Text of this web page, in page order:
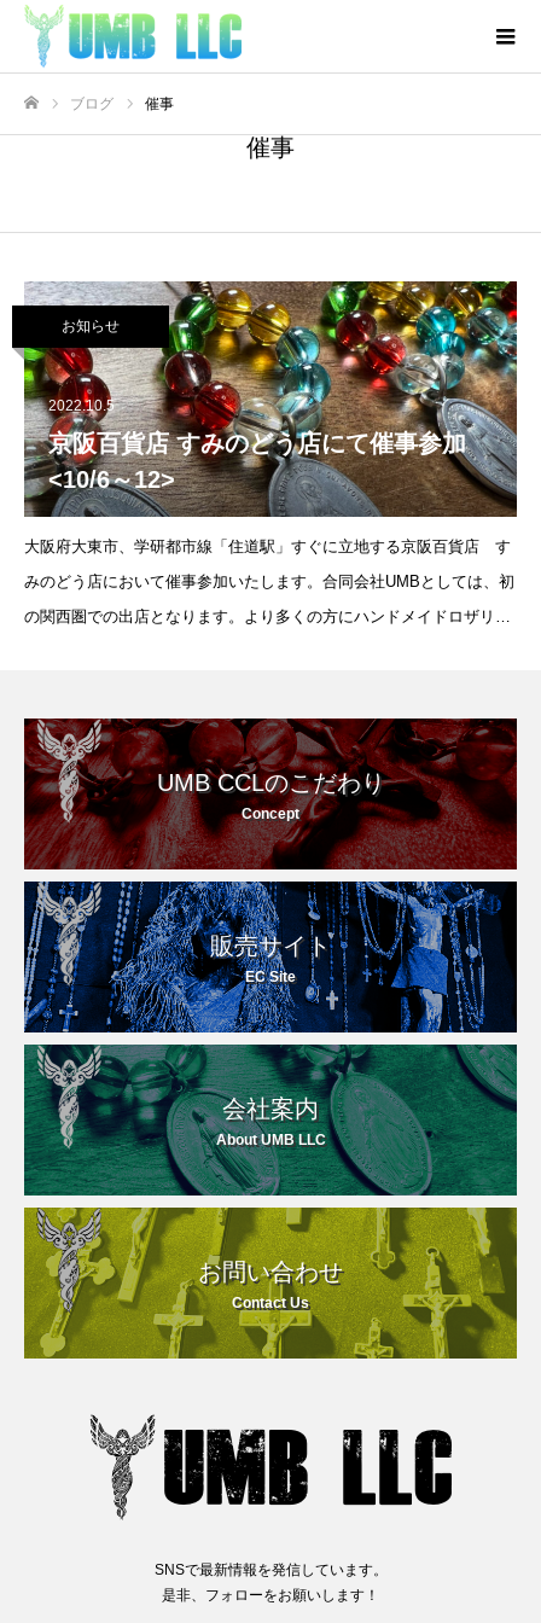
ブログ 催事
催事
お知らせ
2022.10.5
京阪百貨店 すみのどう店にて催事参加
<10/6～12>
大阪府大東市、学研都市線「住道駅」すぐに立地する京阪百貨店 す
みのどう店において催事参加いたします。合同会社UMBとしては、初
の関西圏での出店となります。より多くの方にハンドメイドロザリオ
UMB CCLのこだわり
Concept
販売サイト
EC Site
会社案内
About UMB LLC
お問い合わせ
Contact Us
SNSで最新情報を発信しています。
是非、フォローをお願いします！